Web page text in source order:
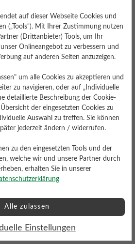
10 cm
auf dieser Webseite Cookies und
(„Tools“). Mit Ihrer Zustimmung nutzen
(Drittanbieter) Tools, um Ihr
Onlineangebot zu verbessern und
auf anderen Seiten anzuzeigen.
um alle Cookies zu akzeptieren und
zu navigieren, oder auf „Individuelle
detaillierte Beschreibung der Cookie-
der eingesetzten Cookies zu
Auswahl zu treffen. Sie können
jederzeit ändern / widerrufen.
zu den eingesetzten Tools und der
welche wir und unsere Partner durch
erhalten Sie in unserer
Alle zulassen
Einstellungen